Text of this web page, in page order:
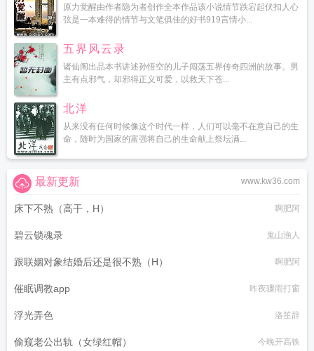
原力觉醒由作者隐为者创作全本作品该小说情节跌宕起伏扣人心
弦是一本难得的情节与文笔俱佳的好书919言情小...
五界风云录
诸仙阁出品本书讲述孙悟空的儿子闯荡五界传奇四洲的故事。男
主有点邪气，却邪得正义可爱，以救天下苍...
北洋
从来没有任何时候像这个时代一样，人们可以毫不在意自己的生
命，随时为国家的富强将自己的生命献上祭坛满...
www.kw36.com
最新更新
床下不熟（高干，H） 啊肥阿
碧云锁魂录 鬼山渔人
跟联姻对象结婚后还是很不熟（H） 啊肥阿
催眠调教app 昨夜骤雨打窗
浮光弄色 洛笙辞
偷窥老公出轨（女绿红帽） 今晚开高铁